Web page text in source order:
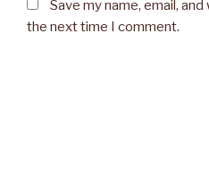
Save my name, email,
the next time I comment.